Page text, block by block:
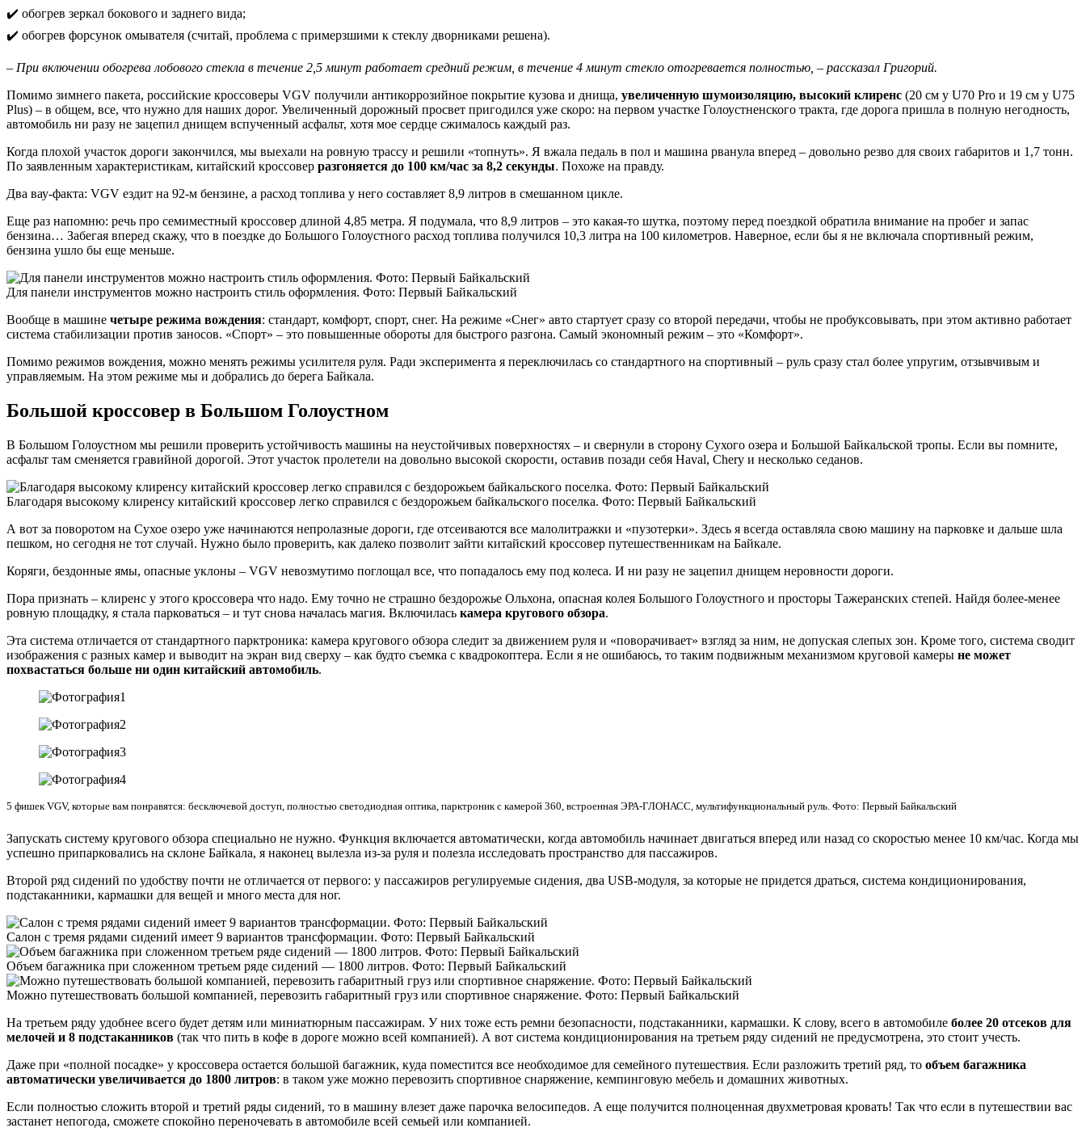
✔️ обогрев зеркал бокового и заднего вида;
✔️ обогрев форсунок омывателя (считай, проблема с примерзшими к стеклу дворниками решена).
– При включении обогрева лобового стекла в течение 2,5 минут работает средний режим, в течение 4 минут стекло отогревается полностью, – рассказал Григорий.
Помимо зимнего пакета, российские кроссоверы VGV получили антикоррозийное покрытие кузова и днища, увеличенную шумоизоляцию, высокий клиренс (20 см у U70 Pro и 19 см у U75
Plus) – в общем, все, что нужно для наших дорог. Увеличенный дорожный просвет пригодился уже скоро: на первом участке Голоустненского тракта, где дорога пришла в полную негодность,
автомобиль ни разу не зацепил днищем вспученный асфальт, хотя мое сердце сжималось каждый раз.
Когда плохой участок дороги закончился, мы выехали на ровную трассу и решили «топнуть». Я вжала педаль в пол и машина рванула вперед – довольно резво для своих габаритов и 1,7 тонн.
По заявленным характеристикам, китайский кроссовер разгоняется до 100 км/час за 8,2 секунды. Похоже на правду.
Два вау-факта: VGV ездит на 92-м бензине, а расход топлива у него составляет 8,9 литров в смешанном цикле.
Еще раз напомню: речь про семиместный кроссовер длиной 4,85 метра. Я подумала, что 8,9 литров – это какая-то шутка, поэтому перед поездкой обратила внимание на пробег и запас
бензина… Забегая вперед скажу, что в поездке до Большого Голоустного расход топлива получился 10,3 литра на 100 километров. Наверное, если бы я не включала спортивный режим,
бензина ушло бы еще меньше.
Для панели инструментов можно настроить стиль оформления. Фото: Первый Байкальский
Вообще в машине четыре режима вождения: стандарт, комфорт, спорт, снег. На режиме «Снег» авто стартует сразу со второй передачи, чтобы не пробуксовывать, при этом активно работает
система стабилизации против заносов. «Спорт» – это повышенные обороты для быстрого разгона. Самый экономный режим – это «Комфорт».
Помимо режимов вождения, можно менять режимы усилителя руля. Ради эксперимента я переключилась со стандартного на спортивный – руль сразу стал более упругим, отзывчивым и
управляемым. На этом режиме мы и добрались до берега Байкала.
Большой кроссовер в Большом Голоустном
В Большом Голоустном мы решили проверить устойчивость машины на неустойчивых поверхностях – и свернули в сторону Сухого озера и Большой Байкальской тропы. Если вы помните,
асфальт там сменяется гравийной дорогой. Этот участок пролетели на довольно высокой скорости, оставив позади себя Haval, Chery и несколько седанов.
Благодаря высокому клиренсу китайский кроссовер легко справился с бездорожьем байкальского поселка. Фото: Первый Байкальский
А вот за поворотом на Сухое озеро уже начинаются непролазные дороги, где отсеиваются все малолитражки и «пузотерки». Здесь я всегда оставляла свою машину на парковке и дальше шла
пешком, но сегодня не тот случай. Нужно было проверить, как далеко позволит зайти китайский кроссовер путешественникам на Байкале.
Коряги, бездонные ямы, опасные уклоны – VGV невозмутимо поглощал все, что попадалось ему под колеса. И ни разу не зацепил днищем неровности дороги.
Пора признать – клиренс у этого кроссовера что надо. Ему точно не страшно бездорожье Ольхона, опасная колея Большого Голоустного и просторы Тажеранских степей. Найдя более-менее
ровную площадку, я стала парковаться – и тут снова началась магия. Включилась камера кругового обзора.
Эта система отличается от стандартного парктроника: камера кругового обзора следит за движением руля и «поворачивает» взгляд за ним, не допуская слепых зон. Кроме того, система сводит
изображения с разных камер и выводит на экран вид сверху – как будто съемка с квадрокоптера. Если я не ошибаюсь, то таким подвижным механизмом круговой камеры не может
похвастаться больше ни один китайский автомобиль.
5 фишек VGV, которые вам понравятся: бесключевой доступ, полностью светодиодная оптика, парктроник с камерой 360, встроенная ЭРА-ГЛОНАСС, мультифункциональный руль. Фото: Первый Байкальский
Запускать систему кругового обзора специально не нужно. Функция включается автоматически, когда автомобиль начинает двигаться вперед или назад со скоростью менее 10 км/час. Когда мы
успешно припарковались на склоне Байкала, я наконец вылезла из-за руля и полезла исследовать пространство для пассажиров.
Второй ряд сидений по удобству почти не отличается от первого: у пассажиров регулируемые сидения, два USB-модуля, за которые не придется драться, система кондиционирования,
подстаканники, кармашки для вещей и много места для ног.
Салон с тремя рядами сидений имеет 9 вариантов трансформации. Фото: Первый Байкальский
Объем багажника при сложенном третьем ряде сидений — 1800 литров. Фото: Первый Байкальский
Можно путешествовать большой компанией, перевозить габаритный груз или спортивное снаряжение. Фото: Первый Байкальский
На третьем ряду удобнее всего будет детям или миниатюрным пассажирам. У них тоже есть ремни безопасности, подстаканники, кармашки. К слову, всего в автомобиле более 20 отсеков для
мелочей и 8 подстаканников (так что пить в кофе в дороге можно всей компанией). А вот система кондиционирования на третьем ряду сидений не предусмотрена, это стоит учесть.
Даже при «полной посадке» у кроссовера остается большой багажник, куда поместится все необходимое для семейного путешествия. Если разложить третий ряд, то объем багажника
автоматически увеличивается до 1800 литров: в таком уже можно перевозить спортивное снаряжение, кемпинговую мебель и домашних животных.
Если полностью сложить второй и третий ряды сидений, то в машину влезет даже парочка велосипедов. А еще получится полноценная двухметровая кровать! Так что если в путешествии вас
застанет непогода, сможете спокойно переночевать в автомобиле всей семьей или компанией.